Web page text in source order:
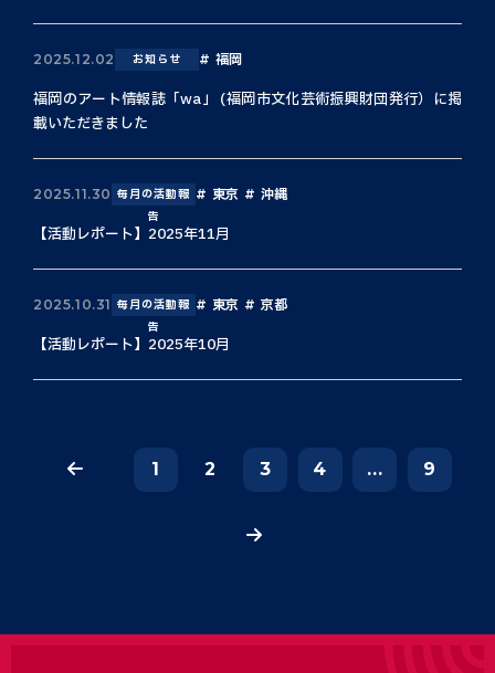
2025.12.02 お知らせ 福岡
福岡のアート情報誌「wa」 (福岡市文化芸術振興財団発行）に掲
載いただきました
2025.11.30 毎月の活動報
告
東京 沖縄
【活動レポート】2025年11月
2025.10.31 毎月の活動報
告
東京 京都
【活動レポート】2025年10月
1 2 3 4 ... 9